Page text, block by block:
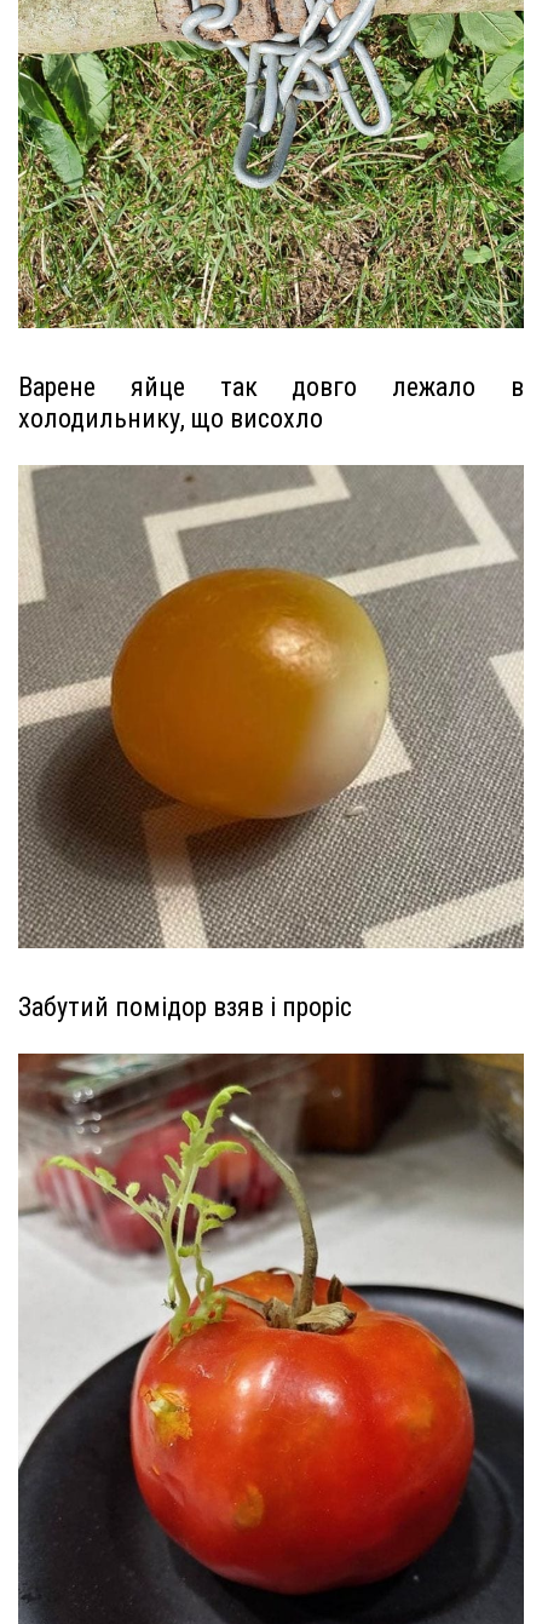
Варене яйце так довго лежало в
холодильнику, що висохло
Забутий помідор взяв і проріс